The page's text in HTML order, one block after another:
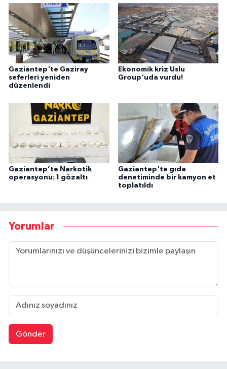
Gaziantep'te Gaziray
seferleri yeniden
düzenlendi
Ekonomik kriz Uslu
Group'uda vurdu!
Gaziantep’te Narkotik
operasyonu: 1 gözaltı
Gaziantep'te gıda
denetiminde bir kamyon et
toplatıldı
Yorumlar
Gönder